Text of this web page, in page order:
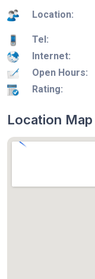
Location:
Tel:
Internet:
Open Hours:
Rating:
Location Map